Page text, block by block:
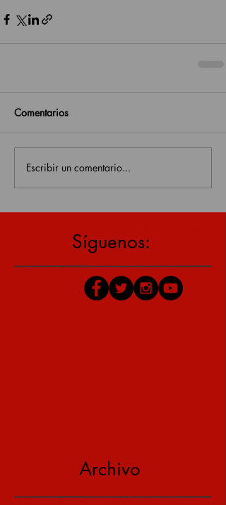
Comentarios
Escribir un comentario...
Síguenos:
Archivo